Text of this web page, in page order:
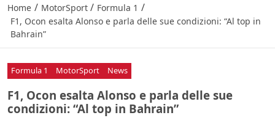
Home / MotorSport / Formula 1 /
F1, Ocon esalta Alonso e parla delle sue condizioni: “Al top in
Bahrain”
Formula 1 MotorSport News
F1, Ocon esalta Alonso e parla delle sue
condizioni: “Al top in Bahrain”